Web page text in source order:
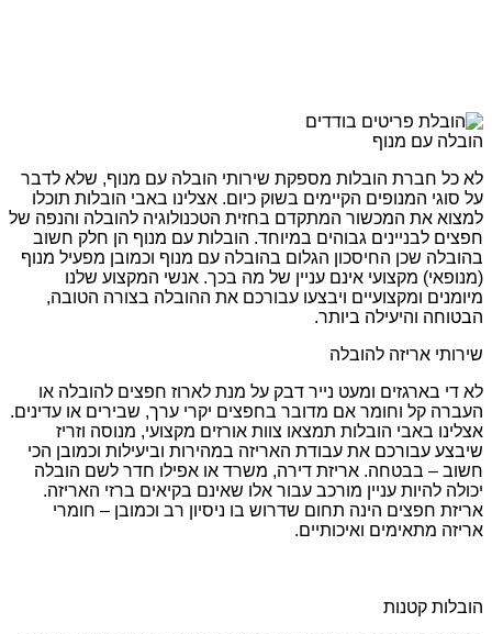
הובלה עם מנוף
לא כל חברת הובלות מספקת שירותי הובלה עם מנוף, שלא לדבר
על סוגי המנופים הקיימים בשוק כיום. אצלינו באבי הובלות תוכלו
למצוא את המכשור המתקדם בחזית הטכנולוגיה להובלה והנפה של
חפצים לבניינים גבוהים במיוחד. הובלות עם מנוף הן חלק חשוב
בהובלה שכן החיסכון הגלום בהובלה עם מנוף וכמובן מפעיל מנוף
(מנופאי) מקצועי אינם עניין של מה בכך. אנשי המקצוע שלנו
מיומנים ומקצועיים ויבצעו עבורכם את ההובלה בצורה הטובה,
הבטוחה והיעילה ביותר.
שירותי אריזה להובלה
לא די בארגזים ומעט נייר דבק על מנת לארוז חפצים להובלה או
העברה קל וחומר אם מדובר בחפצים יקרי ערך, שבירים או עדינים.
אצלינו באבי הובלות תמצאו צוות אורזים מקצועי, מנוסה וזריז
שיבצע עבורכם את עבודת האריזה במהירות וביעילות וכמובן הכי
חשוב – בבטחה. אריזת דירה, משרד או אפילו חדר לשם הובלה
יכולה להיות עניין מורכב עבור אלו שאינם בקיאים ברזי האריזה.
אריזת חפצים הינה תחום שדרוש בו ניסיון רב וכמובן – חומרי
אריזה מתאימים ואיכותיים.
הובלות קטנות